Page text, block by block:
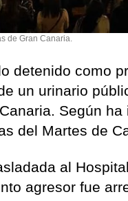
de Gran Canaria.
detenido como
un urinario
Según
del Martes de
al
agresor fue